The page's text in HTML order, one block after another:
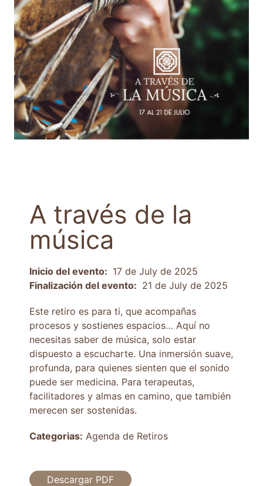
A través de la
música
Inicio del evento: 17 de July de 2025
Finalización del evento: 21 de July de 2025
Este retiro es para ti, que acompañas
procesos y sostienes espacios… Aquí no
necesitas saber de música, solo estar
dispuesto a escucharte. Una inmersión suave,
profunda, para quienes sienten que el sonido
puede ser medicina. Para terapeutas,
facilitadores y almas en camino, que también
merecen ser sostenidas.
Categorias: Agenda de Retiros
Descargar PDF